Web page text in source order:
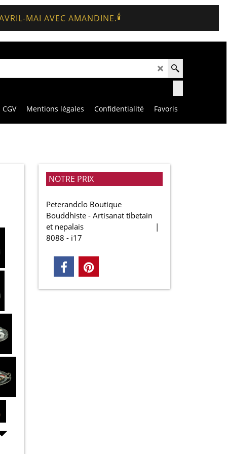
MAI AVEC AMANDINE.🕯️
CGV Mentions légales Confidentialité Favoris
NOTRE PRIX
Peterandclo Boutique
Bouddhiste - Artisanat tibetain
et nepalais
8088 - i17